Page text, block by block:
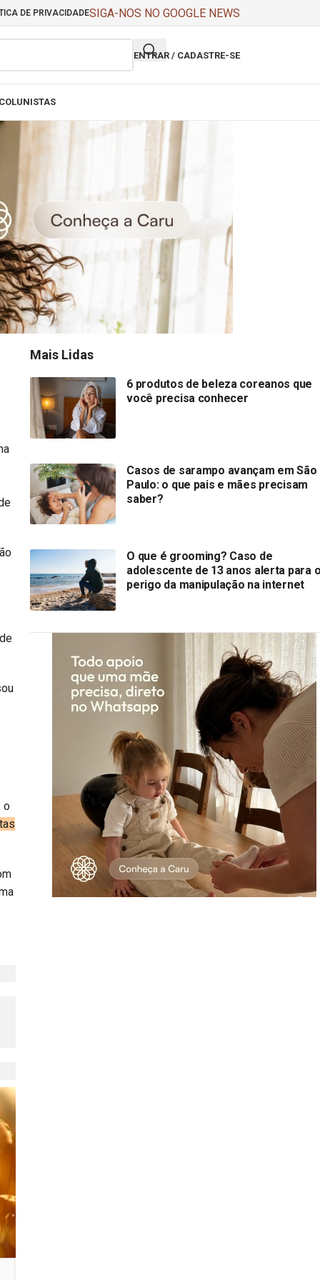
DE PRIVACIDADESIGA-NOS NO GOOGLE NEWS
ENTRAR / CADASTRE-SE
o
Mais Lidas
6 produtos de beleza coreanos que
você precisa conhecer
Casos de sarampo avançam em São
Paulo: o que pais e mães precisam
saber?
O que é grooming? Caso de
adolescente de 13 anos alerta para
perigo da manipulação na internet